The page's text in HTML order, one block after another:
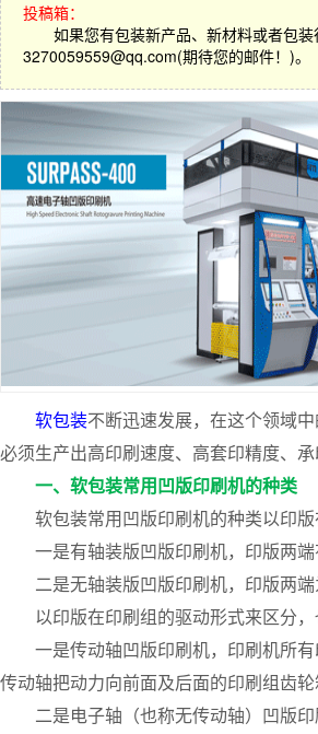
投稿箱：
如果您有包装新产品、新材料或者包
3270059559@qq.com(期待您的邮件！)。
软包装不断迅速发展，在这个领域
必须生产出高印刷速度、高套印精度、
一、软包装常用凹版印刷机的种类
软包装常用凹版印刷机的种类以印
一是有轴装版凹版印刷机，印版两端
二是无轴装版凹版印刷机，印版两
以印版在印刷组的驱动形式来区分
一是传动轴凹版印刷机，印刷机所
传动轴把动力向前面及后面的印刷组齿
二是电子轴（也称无传动轴）凹版